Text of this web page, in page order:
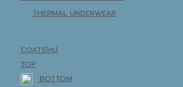
THERMAL UNDERWEAR
COATS
TOP
BOTTOM